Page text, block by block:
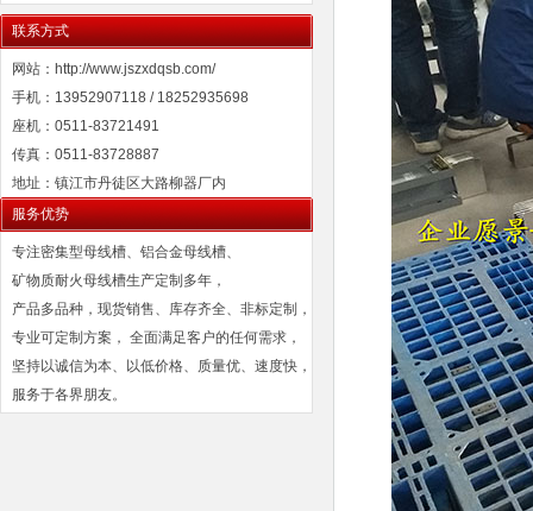
联系方式
网站：http://www.jszxdqsb.com/
手机：13952907118 / 18252935698
座机：0511-83721491
传真：0511-83728887
地址：镇江市丹徒区大路柳器厂内
服务优势
专注密集型母线槽、铝合金母线槽、
矿物质耐火母线槽生产定制多年，
产品多品种，现货销售、库存齐全、非标定制，
专业可定制方案， 全面满足客户的任何需求，
坚持以诚信为本、以低价格、质量优、速度快，
服务于各界朋友。